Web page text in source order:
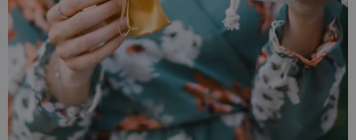
Idealne małe woreczki na prezenty, które
mają lśnić
Ten format i kolor to wymarzona oprawa dla upominków
wręczanych podczas najważniejszych uroczystości. To
doskonałe,
małe woreczki na prezenty, które sprawdzą się
idealnie jako: